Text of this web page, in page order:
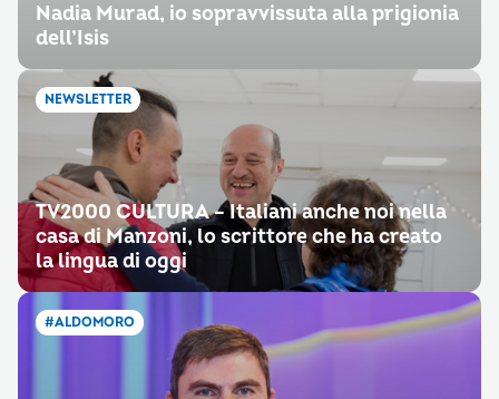
Nadia Murad, io sopravvissuta alla prigionia
dell’Isis
NEWSLETTER
TV2000 CULTURA – Italiani anche noi nella
casa di Manzoni, lo scrittore che ha creato
la lingua di oggi
#ALDOMORO